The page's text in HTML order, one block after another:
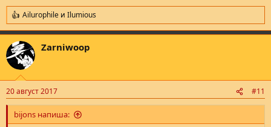
R
e
a
c
t
i
s
:
Ailurophile и Ilumious
Zarniwoop
20 август 2017 #11
bijons напиша: